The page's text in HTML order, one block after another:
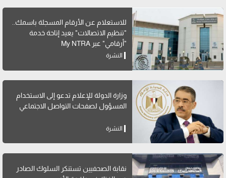
للاستعلام عن الأرقام المسجلة باسمك..
"تنظيم الاتصالات" يعيد إتاحة خدمة
"أرقامي" عبر My NTRA
النشرة
وزارة الدولة للإعلام تدعو إلى الاستخدام
المسؤول لصفحات التواصل الاجتماعي
النشرة
نقابة الصحفيين تستنكر السلوك الصادر